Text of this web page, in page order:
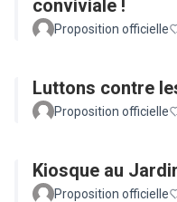
conviviale !
Proposition officielle
Luttons contre
Proposition officielle
Kiosque au
Proposition officielle